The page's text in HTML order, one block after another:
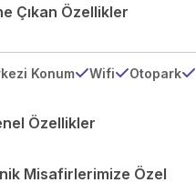
Çıkan Özellikler
Konum Wifi Otopark
Özellikler
Misafirlerimize Özel